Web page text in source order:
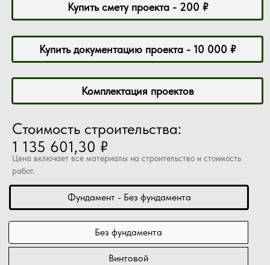
Купить смету проекта - 200 ₽
Купить документацию проекта - 10 000 ₽
Комплектация проектов
Стоимость строительства:
1 135 601,30 ₽
Цена включает все материалы на строительство и стоимость
работ.
Фундамент - Без фундамента
Без фундамента
Винтовой